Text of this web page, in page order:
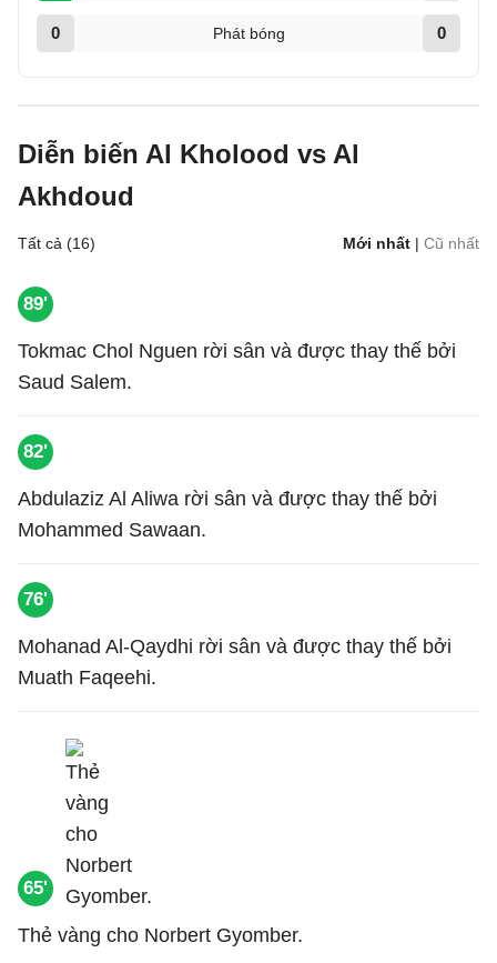
0 Phát bóng 0
Diễn biến Al Kholood vs Al
Akhdoud
Tất cả (16) Mới nhất | Cũ nhất
89'
Tokmac Chol Nguen rời sân và được thay thế bởi
Saud Salem.
82'
Abdulaziz Al Aliwa rời sân và được thay thế bởi
Mohammed Sawaan.
76'
Mohanad Al-Qaydhi rời sân và được thay thế bởi
Muath Faqeehi.
65'
Thẻ vàng cho Norbert Gyomber.